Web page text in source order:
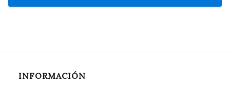
INFORMACIÓN